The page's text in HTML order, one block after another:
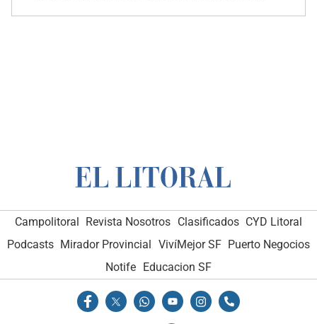
Campolitoral Revista Nosotros Clasificados CYD Litoral
Podcasts Mirador Provincial VivíMejor SF Puerto Negocios
Notife Educacion SF